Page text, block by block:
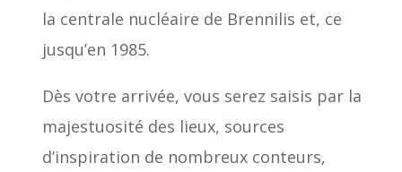
la centrale nucléaire de Brennilis et, ce
jusqu’en 1985.
Dès votre arrivée, vous serez saisis par la
majestuosité des lieux, sources
d’inspiration de nombreux conteurs,